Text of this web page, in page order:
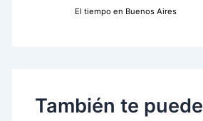
El tiempo en Buenos Aires
También te puede